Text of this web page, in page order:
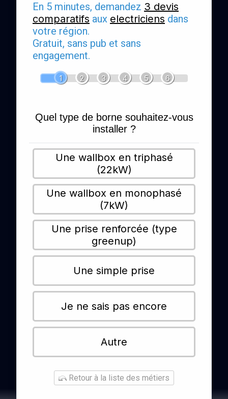
En 5 minutes, demandez 3 devis
comparatifs aux electriciens dans
votre région.
Gratuit, sans pub et sans
engagement.
1 2 3 4 5 6
Quel type de borne souhaitez-vous
installer ?
Une wallbox en triphasé
(22kW)
Une wallbox en monophasé
(7kW)
Une prise renforcée (type
greenup)
Une simple prise
Je ne sais pas encore
Autre
Retour à la liste des métiers